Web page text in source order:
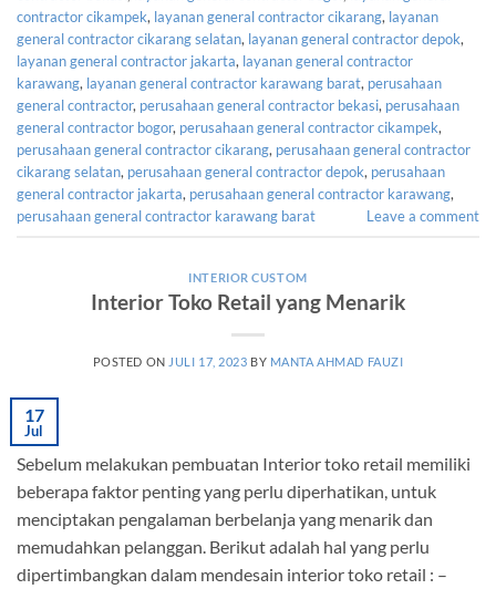
contractor cikampek, layanan general contractor cikarang, layanan
general contractor cikarang selatan, layanan general contractor depok,
layanan general contractor jakarta, layanan general contractor
karawang, layanan general contractor karawang barat, perusahaan
general contractor, perusahaan general contractor bekasi, perusahaan
general contractor bogor, perusahaan general contractor cikampek,
perusahaan general contractor cikarang, perusahaan general contractor
cikarang selatan, perusahaan general contractor depok, perusahaan
general contractor jakarta, perusahaan general contractor karawang,
perusahaan general contractor karawang barat
Leave a comment
INTERIOR CUSTOM
Interior Toko Retail yang Menarik
POSTED ON JULI 17, 2023 BY MANTA AHMAD FAUZI
17
Jul
Sebelum melakukan pembuatan Interior toko retail memiliki
beberapa faktor penting yang perlu diperhatikan, untuk
menciptakan pengalaman berbelanja yang menarik dan
memudahkan pelanggan. Berikut adalah hal yang perlu
dipertimbangkan dalam mendesain interior toko retail : –